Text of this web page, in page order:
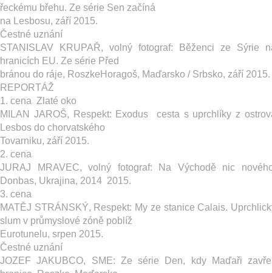
řeckému břehu. Ze série Sen začíná
na Lesbosu, září 2015.
Čestné uznání
STANISLAV KRUPAŘ, volný fotograf: ​Běženci ze Sýrie
hranicích EU. Ze série Před
bránou do ráje, Roszke­Horagoš, Maďarsko / Srbsko, září 2015.
REPORTÁŽ
1. cena ­ Zlaté oko
MILAN JAROŠ, Respekt: ​Exodus ­ cesta s uprchlíky z
Lesbos do chorvatského
Tovarniku, září 2015.
2. cena
JURAJ MRAVEC, volný fotograf: ​Na Východě nic
Donbas, Ukrajina, 2014 ­ 2015.
3. cena
MATĚJ STRÁNSKÝ, Respekt: M​y ze stanice Calais.
slum v průmyslové zóně poblíž
Eurotunelu, srpen 2015.
Čestné uznání
JOZEF JAKUBCO, SME: ​Ze série ​Den, kdy Maďaři